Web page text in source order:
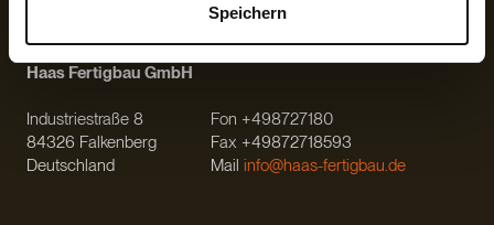
Speichern
Haas Fertigbau GmbH
Industriestraße 8
84326 Falkenberg
Deutschland
Fon +498727180
Fax +49872718593
Mail info@haas-fertigbau.de